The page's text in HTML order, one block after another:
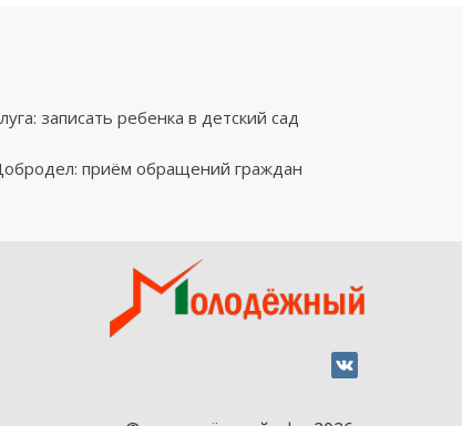
записать ребенка в детский сад
приём обращений граждан